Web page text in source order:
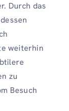
Durch das
weiterhin
zu
Besuch